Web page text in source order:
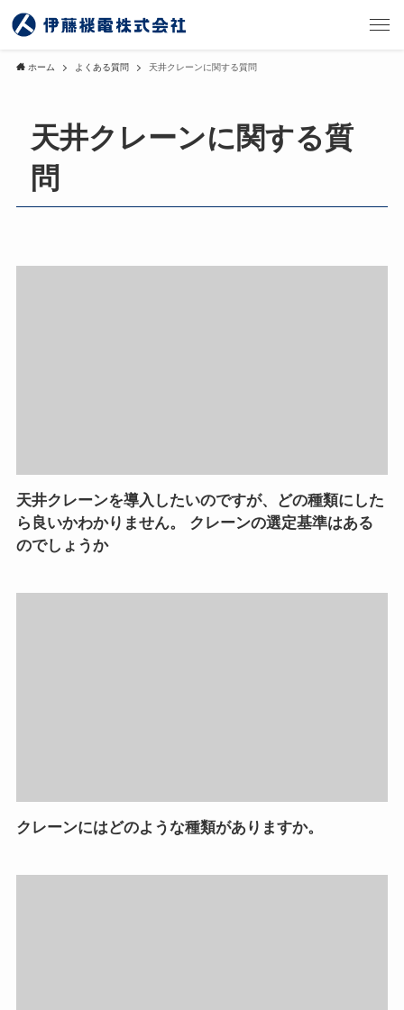
ホーム よくある質問 天井クレーンに関する質問
天井クレーンに関する質
問
天井クレーンを導入したいのですが、どの種類にした
ら良いかわかりません。 クレーンの選定基準はある
のでしょうか
クレーンにはどのような種類がありますか。